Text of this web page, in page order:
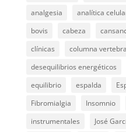
analgesia
analítica
bovis
cabeza
clínicas
columna
desequilibrios energéticos
equilibrio
espalda
Fibromialgia
Insomnio
instrumentales
José